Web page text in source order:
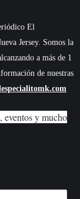
El
Jersey. Somos la
a más de 1
de nuestras
eventos y mucho